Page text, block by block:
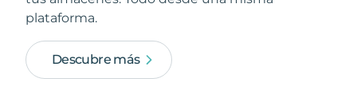
plataforma.
Descubre más